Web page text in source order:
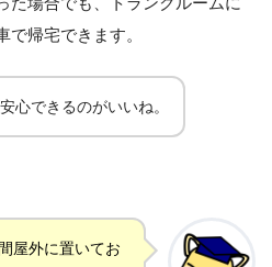
帰宅できます。
心できるのがいいね。
屋外に置いてお